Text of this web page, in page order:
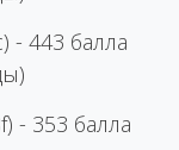
- 443 балла
- 353 балла